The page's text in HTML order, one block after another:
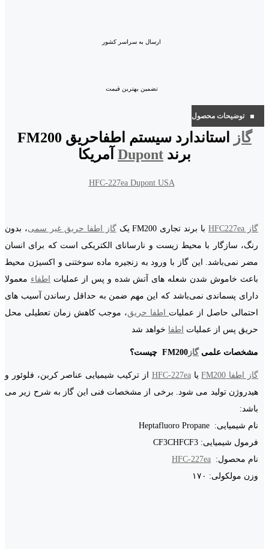
ارسال به سراسر کشور
تضمین بهترین قیمت
توضیحات محصول
گاز
استاندارد سیستم اطفاحریق FM200
برند Dupont آمریکا
HFC-227ea Dupont USA
گاز HFC227ea با برند تجاری FM200 یک گاز اطفا حریق غیر سمی، بدون
رنگ، سازگار با محیط زیست و نارسانای الکتریکی است که برای انسان
مضر نمی‌باشد. این گاز با ورود به زنجیره ماده سوختنی و اکسیژن محیط
باعث خاموش شدن شعله های آتش شده و پس از عملیات
اطفاء معمولا
دارای پسماندی نمی‌باشد که این مهم ضمن به حداقل رساندن آسیب های
احتمالی حاصل از عملیات اطفا حریق، موجب کاهش زمان تعطیلی محل
حریق پس از عملیات
اطفا خواهد شد
مشخصات علمی گاز FM200 چیست؟
گاز اطفا FM200 یاHFC-227ea از ترکیب شیمیایی عناصر کربن، فلوئور و
هیدروژن تولید می شود. برخی از مشخصات فنی این گاز به شرح زیر می
باشد:
نام شیمیایی: Heptafluoro Propane
فرمول شیمیایی: CF3CHFCF3
نام محصول: HFC-227ea
وزن مولکولی: ۱۷۰